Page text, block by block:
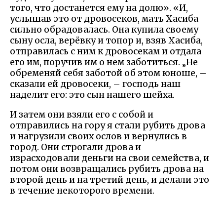
того, что достанется ему на долю». «И,
услышав это от дровосеков, мать Хасиба
сильно обрадовалась. Она купила своему
сыну осла, верёвку и топор и, взяв Хасиба,
отправилась с ним к дровосекам и отдала
его им, поручив им о нем заботиться. „Не
обременяй себя заботой об этом юноше, –
сказали ей дровосеки, – господь наш
наделит его: это сын нашего шейха.
И затем они взяли его с собой и
отправились на гору я стали рубить дрова
и нагрузили своих ослов и вернулись в
город. Они строгали дрова и
израсходовали деньги на свои семейства, и
потом они возвращались рубить дрова на
второй день и на третий день, и делали это
в течение некоторого времени.